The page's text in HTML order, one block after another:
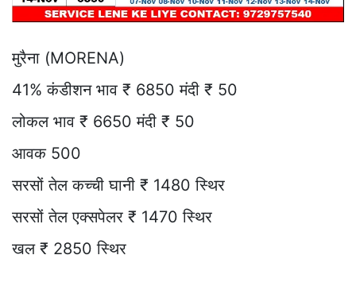
मुरैना (MORENA)
41% कंडीशन भाव ₹ 6850 मंदी ₹ 50
लोकल भाव ₹ 6650 मंदी ₹ 50
आवक 500
सरसों तेल कच्ची घानी ₹ 1480 स्थिर
सरसों तेल एक्सपेलर ₹ 1470 स्थिर
खल ₹ 2850 स्थिर